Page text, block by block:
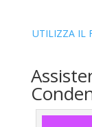
UTILIZZA IL